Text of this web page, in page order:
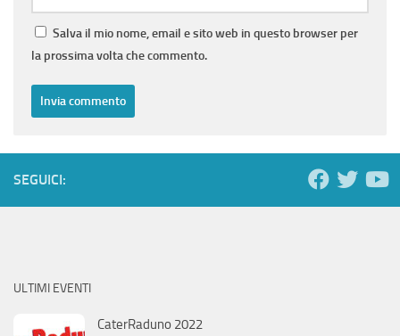
Salva il mio nome, email e sito web in questo browser per
la prossima volta che commento.
SEGUICI:
ULTIMI EVENTI
CaterRaduno 2022